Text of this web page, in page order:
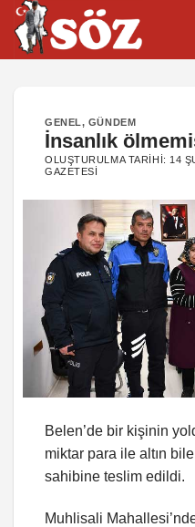
İçeriğe
atla
GENEL, GÜNDEM
İnsanlık
OLUŞTURULMA TARIHI: 14
GAZETESI
Belen’de bir kişinin
miktar para ile altın
sahibine teslim edildi.
Muhlisali